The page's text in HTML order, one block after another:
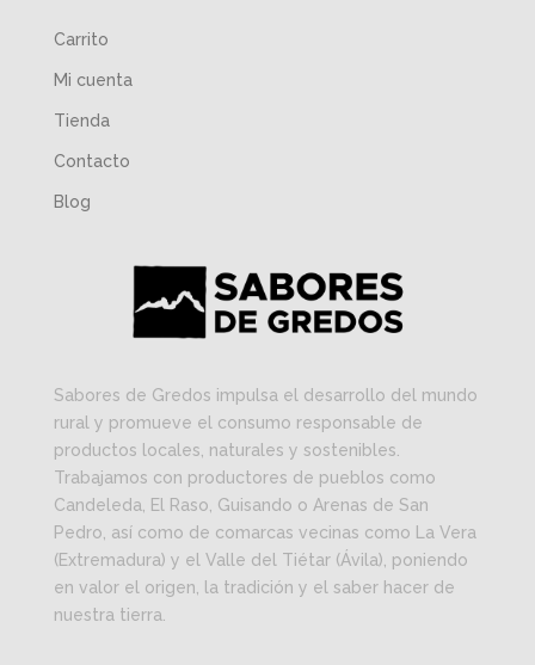
Carrito
Mi cuenta
Tienda
Contacto
Blog
Sabores de Gredos impulsa el desarrollo del mundo
rural y promueve el consumo responsable de
productos locales, naturales y sostenibles.
Trabajamos con productores de pueblos como
Candeleda, El Raso, Guisando o Arenas de San
Pedro, así como de comarcas vecinas como La Vera
(Extremadura) y el Valle del Tiétar (Ávila), poniendo
en valor el origen, la tradición y el saber hacer de
nuestra tierra.